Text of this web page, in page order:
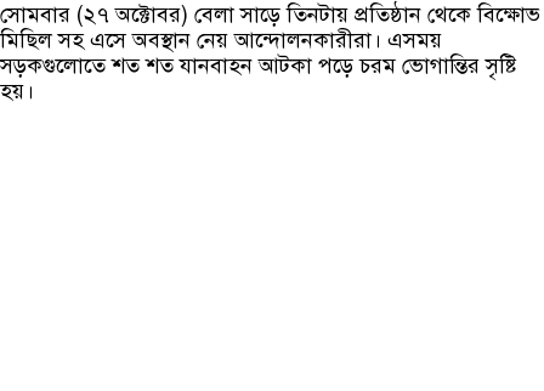
সোমবার (২৭ অক্টোবর) বেলা সাড়ে তিনটায় প্রতিষ্ঠান থেকে বিক্ষোভ
মিছিল সহ এসে অবস্থান নেয় আন্দোলনকারীরা। এসময়
সড়কগুলোতে শত শত যানবাহন আটকা পড়ে চরম ভোগান্তির সৃষ্টি
হয়।